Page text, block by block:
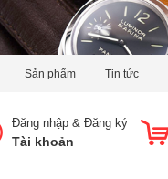
Sản phẩm Tin tức
Đăng nhập & Đăng ký
Tài khoản